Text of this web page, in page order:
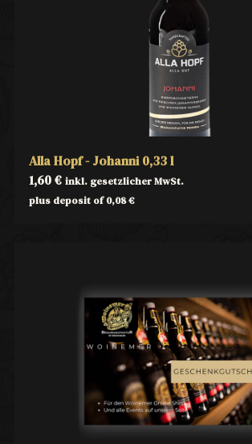
Alla Hopf - Johanni 0,33 l
1,60€ inkl. gesetzlicher MwSt.
plus deposit of0,08€